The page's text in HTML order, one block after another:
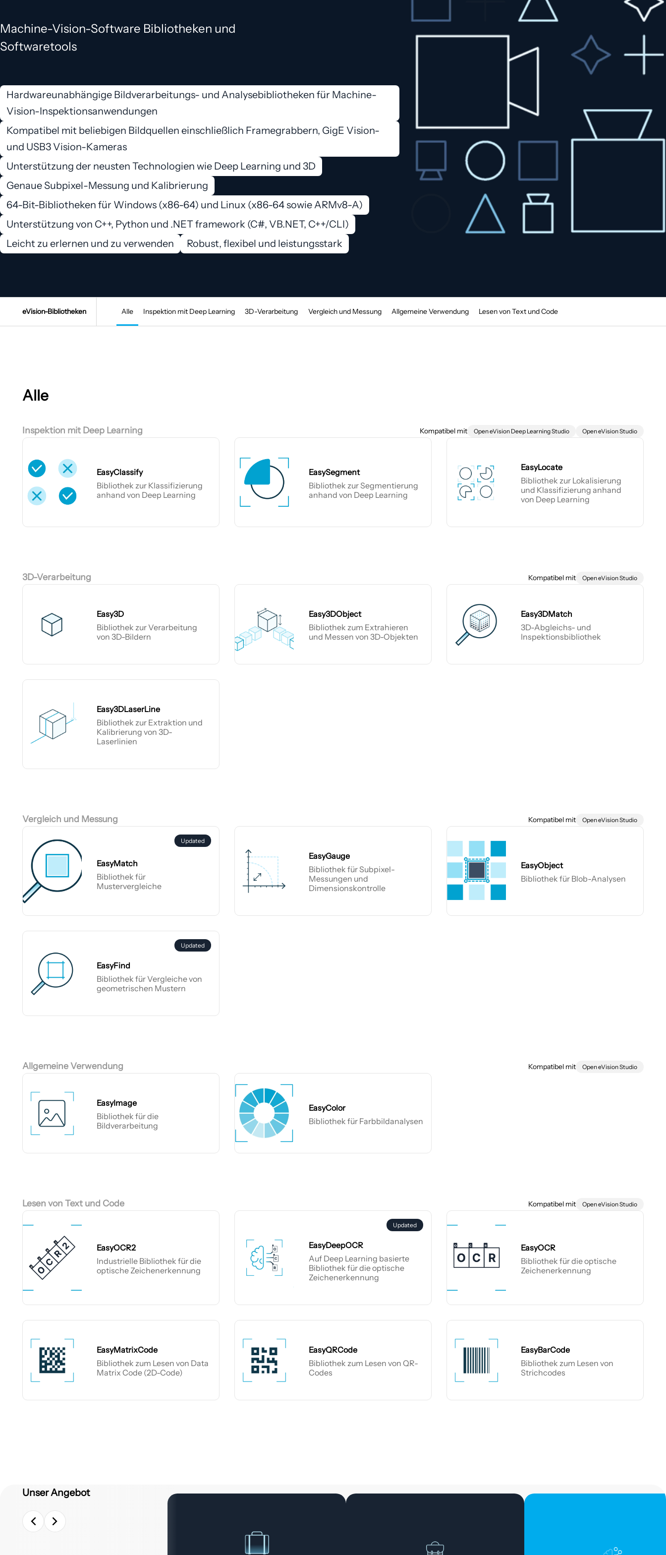
Machine-Vision-Software Bibliotheken und
Softwaretools
Hardwareunabhängige Bildverarbeitungs- und Analysebibliotheken für Machine-
Vision-Inspektionsanwendungen
Kompatibel mit beliebigen Bildquellen einschließlich Framegrabbern, GigE Vision-
und USB3 Vision-Kameras
Unterstützung der neusten Technologien wie Deep Learning und 3D
Genaue Subpixel-Messung und Kalibrierung
64-Bit-Bibliotheken für Windows (x86-64) und Linux (x86-64 sowie ARMv8-A)
Unterstützung von C++, Python und .NET framework (C#, VB.NET, C++/CLI)
Leicht zu erlernen und zu verwenden
Robust, flexibel und leistungsstark
eVision-Bibliotheken Alle Inspektion mit Deep Learning 3D-Verarbeitung Vergleich und Messung Allgemeine Verwendung Lesen von Text und Code
Alle
Inspektion mit Deep Learning Kompatibel mit Open eVision Deep Learning Studio Open eVision Studio
EasyClassify
Bibliothek zur Klassifizierung
anhand von Deep Learning
EasySegment
Bibliothek zur Segmentierung
anhand von Deep Learning
EasyLocate
Bibliothek zur Lokalisierung
und Klassifizierung anhand
von Deep Learning
3D-Verarbeitung Kompatibel mit Open eVision Studio
Easy3D
Bibliothek zur Verarbeitung
von 3D-Bildern
Easy3DObject
Bibliothek zum Extrahieren
und Messen von 3D-Objekten
Easy3DMatch
3D-Abgleichs- und
Inspektionsbibliothek
Easy3DLaserLine
Bibliothek zur Extraktion und
Kalibrierung von 3D-
Laserlinien
Vergleich und Messung Kompatibel mit Open eVision Studio
Updated
EasyMatch
Bibliothek für
Mustervergleiche
EasyGauge
Bibliothek für Subpixel-
Messungen und
Dimensionskontrolle
EasyObject
Bibliothek für Blob-Analysen
Updated
EasyFind
Bibliothek für Vergleiche von
geometrischen Mustern
Allgemeine Verwendung Kompatibel mit Open eVision Studio
EasyImage
Bibliothek für die
Bildverarbeitung
EasyColor
Bibliothek für Farbbildanalysen
Lesen von Text und Code Kompatibel mit Open eVision Studio
EasyOCR2
Industrielle Bibliothek für die
optische Zeichenerkennung
Updated
EasyDeepOCR
Auf Deep Learning basierte
Bibliothek für die optische
Zeichenerkennung
EasyOCR
Bibliothek für die optische
Zeichenerkennung
EasyMatrixCode
Bibliothek zum Lesen von Data
Matrix Code (2D-Code)
EasyQRCode
Bibliothek zum Lesen von QR-
Codes
EasyBarCode
Bibliothek zum Lesen von
Strichcodes
Unser Angebot